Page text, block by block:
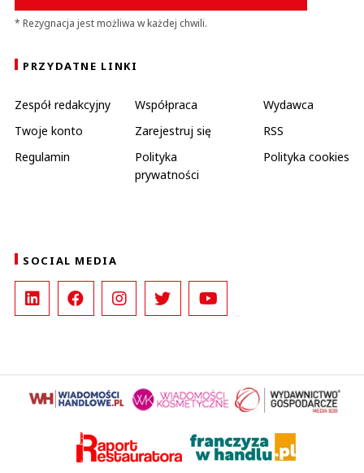
* Rezygnacja jest możliwa w każdej chwili.
PRZYDATNE LINKI
Zespół redakcyjny Współpraca
Wydawca
Twoje konto
Zarejestruj się
RSS
Regulamin
Polityka
prywatności
Polityka cookies
SOCIAL MEDIA